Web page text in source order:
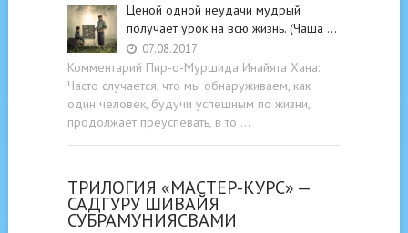
Ценой одной неудачи мудрый
получает урок на всю жизнь. (Чаша …
07.08.2017
Комментарий Пир-о-Муршида Инайята Хана:
Часто случается, что мы обнаруживаем, как
один человек, будучи успешным по жизни,
продолжает преуспевать, в то …
ТРИЛОГИЯ «МАСТЕР-КУРС» —
САДГУРУ ШИВАЙЯ
СУБРАМУНИЯСВАМИ